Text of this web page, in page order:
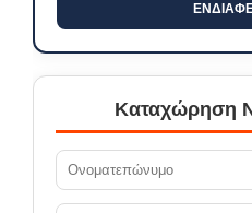
Καταχώρηση